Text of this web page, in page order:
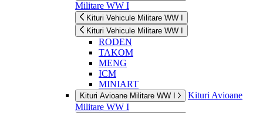
Militare WW I
Kituri Vehicule Militare WW I
Kituri Vehicule Militare WW I
RODEN
TAKOM
MENG
ICM
MINIART
Kituri Avioane Militare WW I
Kituri Avioane
Militare WW I